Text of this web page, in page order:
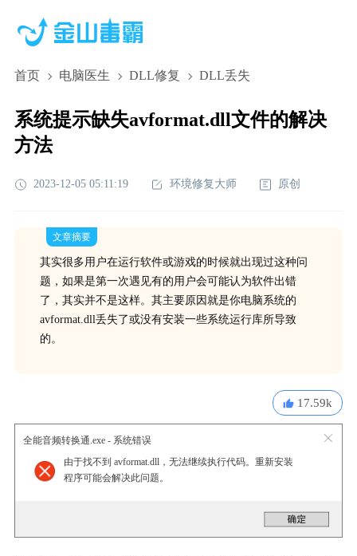
首页 电脑医生 DLL修复 DLL丢失
系统提示缺失avformat.dll文件的解决
方法
2023-12-05 05:11:19 环境修复大师 原创
文章摘要
其实很多用户在运行软件或游戏的时候就出现过这种问
题，如果是第一次遇见有的用户会可能认为软件出错
了，其实并不是这样。其主要原因就是你电脑系统的
avformat.dll丢失了或没有安装一些系统运行库所导致
的。
17.59k
全能音频转换通.exe - 系统错误
由于找不到 avformat.dll，无法继续执行代码。重新安装
程序可能会解决此问题。